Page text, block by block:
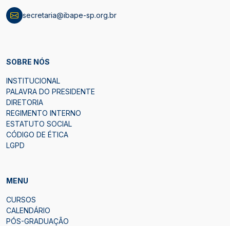
secretaria@ibape-sp.org.br
SOBRE NÓS
INSTITUCIONAL
PALAVRA DO PRESIDENTE
DIRETORIA
REGIMENTO INTERNO
ESTATUTO SOCIAL
CÓDIGO DE ÉTICA
LGPD
MENU
CURSOS
CALENDÁRIO
PÓS-GRADUAÇÃO